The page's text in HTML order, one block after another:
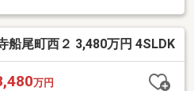
装リフォーム履歴【2024年6
ーリング(洗面所・トイレ・和室
洗面台、トイレ 等【2025年1
■ ご希望の住まい探しをお手伝
詳細・ご相談はお気軽にお問い
船尾町西２ 3,480万円 4SLDK
万円